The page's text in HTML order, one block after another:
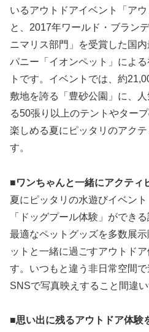
いるアウトドアイベント「アウ
と、2017年ワールド・ブラン
ニマリス部門」を受賞した国
パニー「イオンペット」によ
トです。イベントでは、約
敷地を誇る「豊砂公園」に、
る50張り以上のテントやター
楽しめる夏にピッタリのアク
す。
■ワンちゃんと一緒にアクティ
夏にピッタリの水遊びイベン
「ドッグプール体験」ができ
最適なペットグッズを多数展
ットと一緒に過ごすアウトド
す。いつもと違う非日常空間で
SNSで写真映えすること間違い
■思い出に残るアウトドア体験